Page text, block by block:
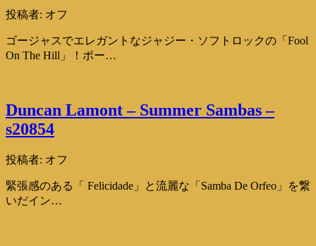
投稿者: オフ
ゴージャスでエレガントなジャジー・ソフトロックの「Fool
On The Hill」！ポー…
Duncan Lamont – Summer Sambas –
s20854
投稿者: オフ
緊張感のある「 Felicidade」と流麗な「Samba De Orfeo」を繋
いだイン…